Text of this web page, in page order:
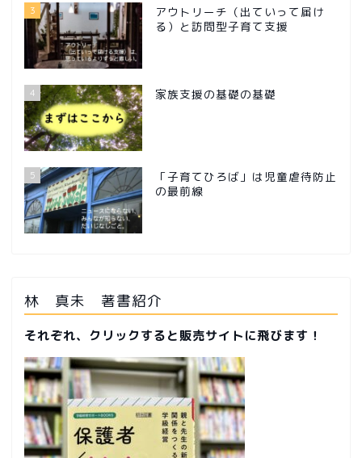
3
アウトリーチ（出ていって届け
る）と訪問型子育て支援
4 家族支援の基礎の基礎
5
「子育てひろば」は児童虐待防止
の最前線
林 真未 著書紹介
それぞれ、クリックすると販売サイトに飛びます！